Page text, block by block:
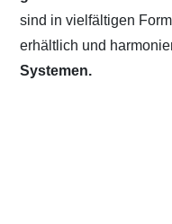
sind in vielfältigen
erhältlich und
Systemen.